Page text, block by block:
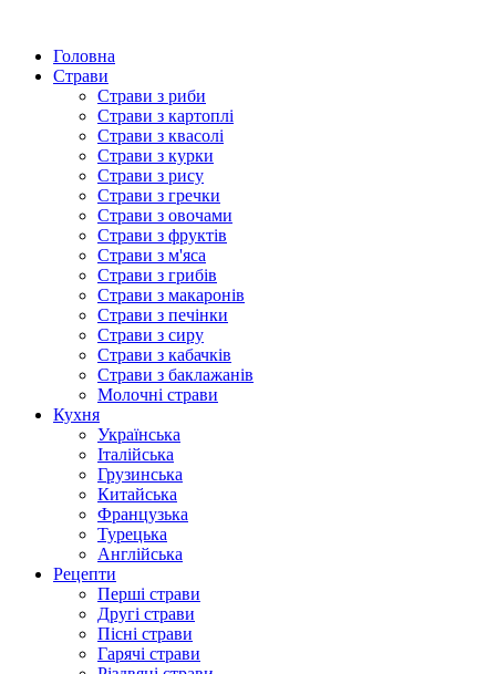
Головна
Страви
Страви з риби
Страви з картоплі
Страви з квасолі
Страви з курки
Страви з рису
Страви з гречки
Страви з овочами
Страви з фруктів
Страви з м'яса
Страви з грибів
Страви з макаронів
Страви з печінки
Страви з сиру
Страви з кабачків
Страви з баклажанів
Молочні страви
Кухня
Українська
Італійська
Грузинська
Китайська
Французька
Турецька
Англійська
Рецепти
Перші страви
Другі страви
Пісні страви
Гарячі страви